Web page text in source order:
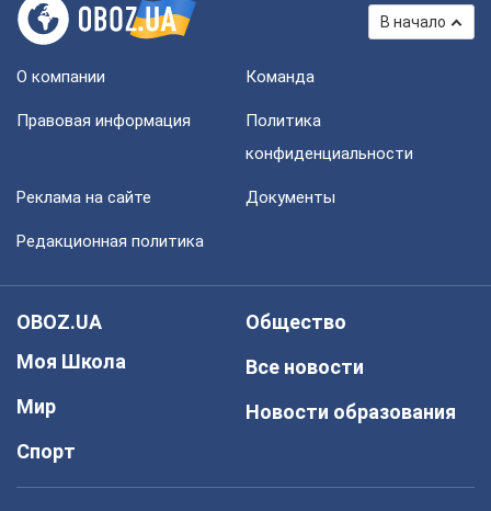
В начало
О компании Команда
Правовая информация
Политика
конфиденциальности
Реклама на сайте Документы
Редакционная политика
OBOZ.UA
Моя Школа
Мир
Спорт
Общество
Все новости
Новости образования